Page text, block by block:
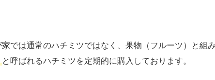
家では通常のハチミツではなく、果物（フルーツ）と組
と呼ばれるハチミツを定期的に購入しております。